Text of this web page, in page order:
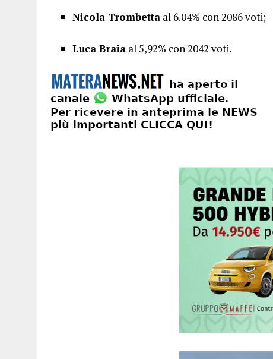
Nicola Trombetta al 6.04% con 2086 voti;
Luca Braia al 5,92% con 2042 voti.